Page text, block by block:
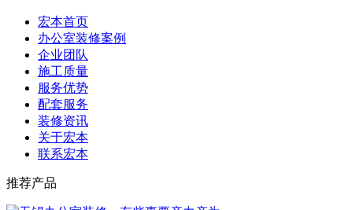
宏本首页
办公室装修案例
企业团队
施工质量
服务优势
配套服务
装修资讯
关于宏本
联系宏本
推荐产品